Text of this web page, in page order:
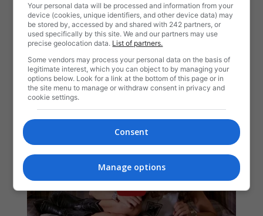
Your personal data will be processed and information from your
device (cookies, unique identifiers, and other device data) may
be stored by, accessed by and shared with 242 partners, or
used specifically by this site. We and our partners may use
precise geolocation data. List of partners.
Some vendors may process your personal data on the basis of
legitimate interest, which you can object to by managing your
options below. Look for a link at the bottom of this page or in
the site menu to manage or withdraw consent in privacy and
cookie settings.
Consent
Manage options